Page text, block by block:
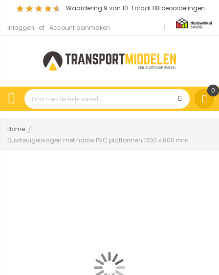
Waardering 9 van 10. Totaal 118 beoordelingen
Inloggen Account aanmaken
0
Home
Duwbeugelwagen met harde PVC platformen 1200 x 800 mm